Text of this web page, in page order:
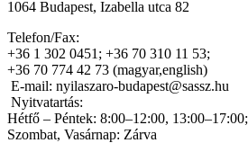
1064 Budapest, Izabella utca 82
Telefon/Fax:
+36 1 302 0451; +36 70 310 11 53;
+36 70 774 42 73 (magyar,english)
E-mail: nyilaszaro-budapest@sassz.hu
Nyitvatartás:
Hétfő – Péntek: 8:00–12:00, 13:00–17:00;
Szombat, Vasárnap: Zárva